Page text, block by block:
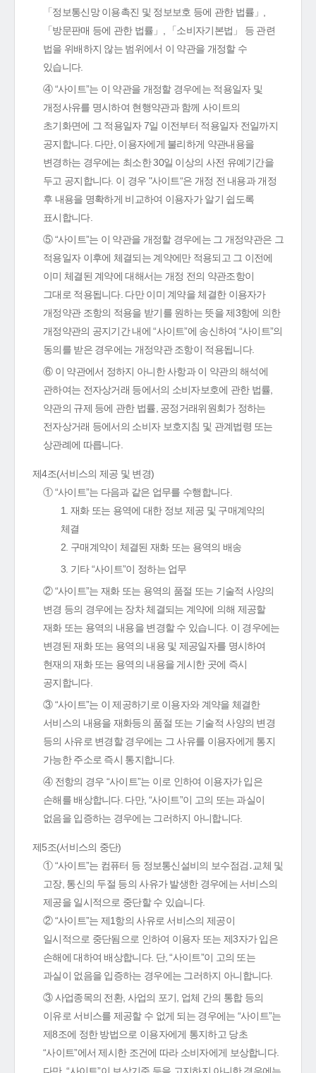
「정보통신망 이용촉진 및 정보보호 등에 관한 법률」,
「방문판매 등에 관한 법률」, 「소비자기본법」 등 관련
법을 위배하지 않는 범위에서 이 약관을 개정할 수
있습니다.
④ “사이트”는 이 약관을 개정할 경우에는 적용일자 및
개정사유를 명시하여 현행약관과 함께 사이트의
초기화면에 그 적용일자 7일 이전부터 적용일자 전일까지
공지합니다. 다만, 이용자에게 불리하게 약관내용을
변경하는 경우에는 최소한 30일 이상의 사전 유예기간을
두고 공지합니다. 이 경우 "사이트“은 개정 전 내용과 개정
후 내용을 명확하게 비교하여 이용자가 알기 쉽도록
표시합니다.
⑤ “사이트”는 이 약관을 개정할 경우에는 그 개정약관은 그
적용일자 이후에 체결되는 계약에만 적용되고 그 이전에
이미 체결된 계약에 대해서는 개정 전의 약관조항이
그대로 적용됩니다. 다만 이미 계약을 체결한 이용자가
개정약관 조항의 적용을 받기를 원하는 뜻을 제3항에 의한
개정약관의 공지기간 내에 “사이트”에 송신하여 “사이트”의
동의를 받은 경우에는 개정약관 조항이 적용됩니다.
⑥ 이 약관에서 정하지 아니한 사항과 이 약관의 해석에
관하여는 전자상거래 등에서의 소비자보호에 관한 법률,
약관의 규제 등에 관한 법률, 공정거래위원회가 정하는
전자상거래 등에서의 소비자 보호지침 및 관계법령 또는
상관례에 따릅니다.
제4조(서비스의 제공 및 변경)
① “사이트”는 다음과 같은 업무를 수행합니다.
1. 재화 또는 용역에 대한 정보 제공 및 구매계약의
체결
2. 구매계약이 체결된 재화 또는 용역의 배송
3. 기타 “사이트”이 정하는 업무
② “사이트”는 재화 또는 용역의 품절 또는 기술적 사양의
변경 등의 경우에는 장차 체결되는 계약에 의해 제공할
재화 또는 용역의 내용을 변경할 수 있습니다. 이 경우에는
변경된 재화 또는 용역의 내용 및 제공일자를 명시하여
현재의 재화 또는 용역의 내용을 게시한 곳에 즉시
공지합니다.
③ “사이트”는 이 제공하기로 이용자와 계약을 체결한
서비스의 내용을 재화등의 품절 또는 기술적 사양의 변경
등의 사유로 변경할 경우에는 그 사유를 이용자에게 통지
가능한 주소로 즉시 통지합니다.
④ 전항의 경우 “사이트”는 이로 인하여 이용자가 입은
손해를 배상합니다. 다만, “사이트”이 고의 또는 과실이
없음을 입증하는 경우에는 그러하지 아니합니다.
제5조(서비스의 중단)
① “사이트”는 컴퓨터 등 정보통신설비의 보수점검․교체 및
고장, 통신의 두절 등의 사유가 발생한 경우에는 서비스의
제공을 일시적으로 중단할 수 있습니다.
② “사이트”는 제1항의 사유로 서비스의 제공이
일시적으로 중단됨으로 인하여 이용자 또는 제3자가 입은
손해에 대하여 배상합니다. 단, “사이트”이 고의 또는
과실이 없음을 입증하는 경우에는 그러하지 아니합니다.
③ 사업종목의 전환, 사업의 포기, 업체 간의 통합 등의
이유로 서비스를 제공할 수 없게 되는 경우에는 “사이트”는
제8조에 정한 방법으로 이용자에게 통지하고 당초
“사이트”에서 제시한 조건에 따라 소비자에게 보상합니다.